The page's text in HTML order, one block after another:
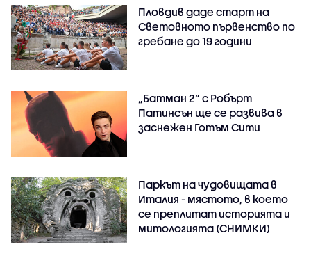
Пловдив даде старт на
Световното първенство по
гребане до 19 години
„Батман 2“ с Робърт
Патинсън ще се развива в
заснежен Готъм Сити
Паркът на чудовищата в
Италия - мястото, в което
се преплитат историята и
митологията (СНИМКИ)